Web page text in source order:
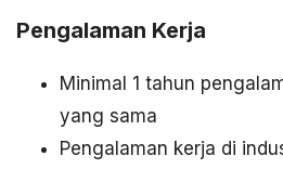
Pengalaman Kerja
Minimal 1 tahun
yang sama
Pengalaman kerja di